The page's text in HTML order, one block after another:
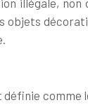
objets